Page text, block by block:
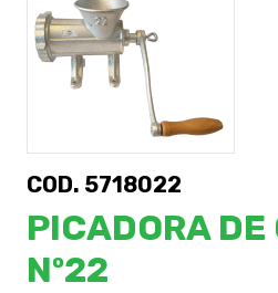
COD. 5718022
PICADORA
Nº22